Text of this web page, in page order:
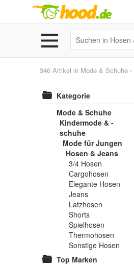
346 Artikel in Mode & Schuhe ›
Kategorie
Mode & Schuhe
Kindermode & -
schuhe
Mode für Jungen
Hosen & Jeans
3/4 Hosen
Cargohosen
Elegante Hosen
Jeans
Latzhosen
Shorts
Spielhosen
Thermohosen
Sonstige Hosen
Top Marken